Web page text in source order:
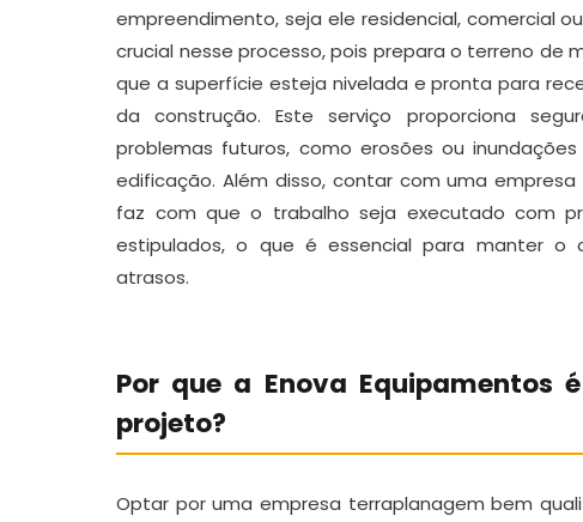
empreendimento, seja ele residencial, comercial
crucial nesse processo, pois prepara o terreno de
que a superfície esteja nivelada e pronta para
da construção. Este serviço proporciona
problemas futuros, como erosões ou
edificação. Além disso, contar com uma
faz com que o trabalho seja executado com
estipulados, o que é essencial para manter o
atrasos.
Por que a Enova Equipamentos
projeto?
Optar por uma empresa terraplanagem bem